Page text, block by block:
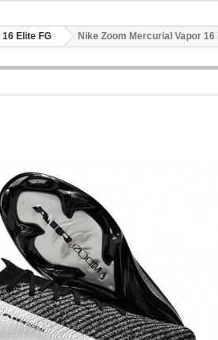
Elite FG Nike Zoom Mercurial Vapor